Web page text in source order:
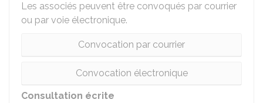
Les associés peuvent être convoqués par courrier
ou par voie électronique.
Convocation par courrier
Convocation électronique
Consultation écrite